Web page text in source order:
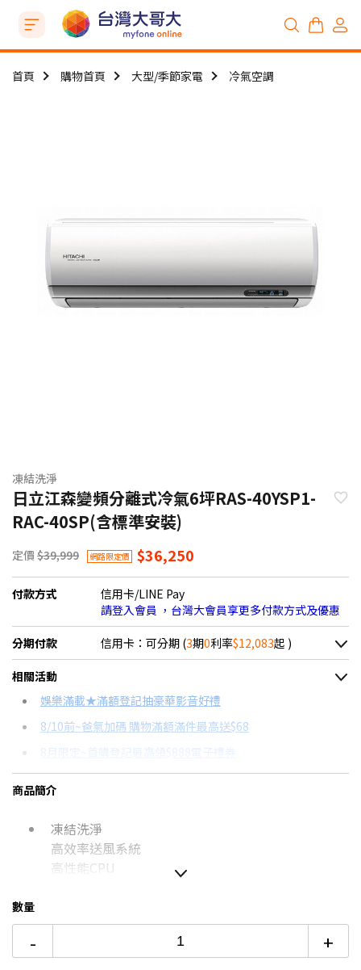
首頁 購物首頁 大型/季節家電 冷氣空調
凍結洗淨
日立江森變頻分離式冷氣6坪RAS-40YSP1-
RAC-40SP(含標準安裝)
定價 $39,999 網路限定價 $36,250
付款方式
信用卡/LINE Pay
請登入會員 ，台灣大會員享更多付款方式及優惠
分期付款 信用卡：可分期 (3期0利率$12,083起 )
＊實際可分期數、適用利率，請以購物車顯示為主
信用卡分期
分期數
12期
24期
每期金額 配合銀行/業者
相關活動
娛樂滿載★滿額登記抽豪華影音好禮
8/10前~爸氣加碼 購物滿額滿件最高送$68
8月限定~首購登記最高領$888電子禮券
台灣大哥大Open Possible聯名卡滿額最高回饋25%
熱銷冷氣機推薦→點我看達人教你買
冷氣挑選教學→點我看達人教你買
商品簡介
凍結洗淨
高效率送風系統
高性能CPU
如無電梯，2樓(含)以上，現場收取樓層搬運費50-100元/
樓。
數量
- +